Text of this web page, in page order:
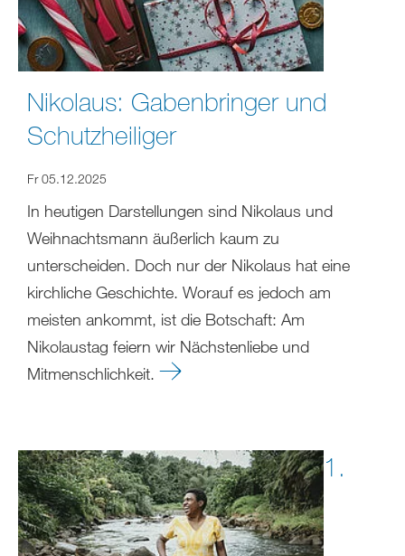
Nikolaus: Gabenbringer und
Schutzheiliger
Fr 05.12.2025
In heutigen Darstellungen sind Nikolaus und
Weihnachtsmann äußerlich kaum zu
unterscheiden. Doch nur der Nikolaus hat eine
kirchliche Geschichte. Worauf es jedoch am
meisten ankommt, ist die Botschaft: Am
Nikolaustag feiern wir Nächstenliebe und
Mitmenschlichkeit.
1.